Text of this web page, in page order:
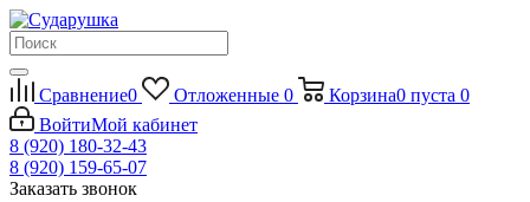
Сравнение0 Отложенные 0 Корзина0 пуста 0
ВойтиМой кабинет
8 (920) 180-32-43
8 (920) 159-65-07
Заказать звонок